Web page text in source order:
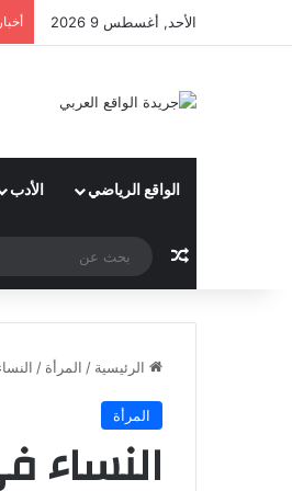
الأحد, أغسطس 9 2026
الواقع الرياضي الأدب
مقال عشوائي
الرئيسية / المرأة /
المرأة
النساء